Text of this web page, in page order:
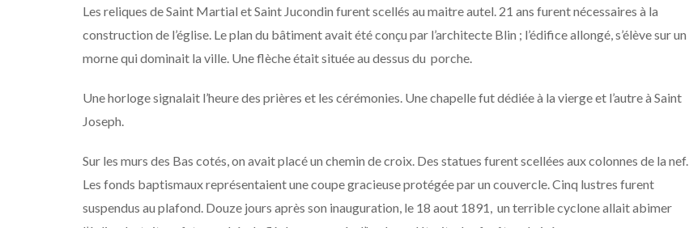
Les reliques de Saint Martial et Saint Jucondin furent scellés au maitre autel. 21 ans furent nécessaires à la
construction de l’église. Le plan du bâtiment avait été conçu par l’architecte Blin ; l’édifice allongé, s’élève sur un
morne qui dominait la ville. Une flèche était située au dessus du porche.
Une horloge signalait l’heure des prières et les cérémonies. Une chapelle fut dédiée à la vierge et l’autre à Saint
Joseph.
Sur les murs des Bas cotés, on avait placé un chemin de croix. Des statues furent scellées aux colonnes de la nef.
Les fonds baptismaux représentaient une coupe gracieuse protégée par un couvercle. Cinq lustres furent
suspendus au plafond. Douze jours après son inauguration, le 18 aout 1891, un terrible cyclone allait abimer